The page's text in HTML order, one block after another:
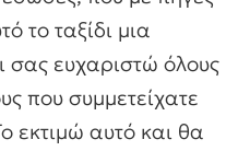
το ταξίδι μια
σας ευχαριστώ όλους
που συμμετείχατε
εκτιμώ αυτό και θα